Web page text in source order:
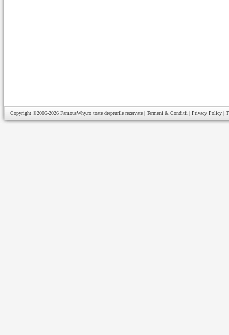
Copyright ©2006-2026 FamousWhy.ro toate drepturile rezervate | Termeni & Conditii | Privacy Policy |